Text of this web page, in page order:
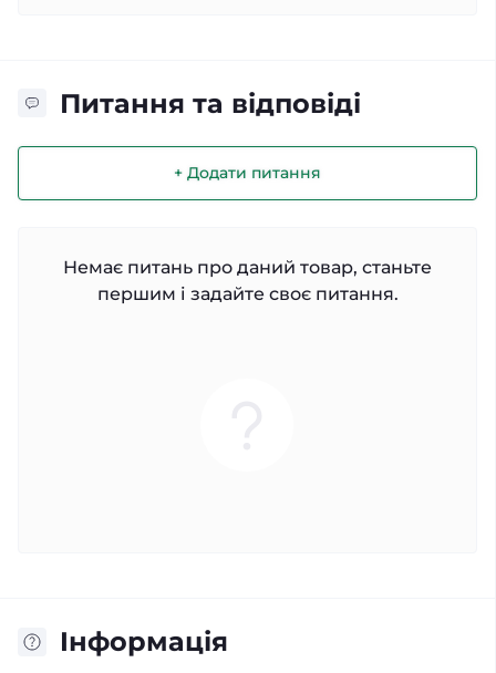
Питання та відповіді
+ Додати питання
Немає питань про даний товар, станьте
першим і задайте своє питання.
Iнформація